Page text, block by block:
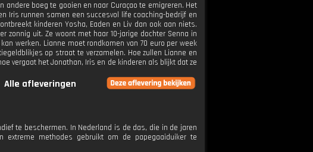
boeg te gooien en naar Curaçao te emigreren. Het
Iris runnen samen een succesvol life coaching-bedrijf en
kinderen Yosha, Eaden en Liv dan ook aan niets.
zonnig uit. Ze woont met haar 10-jarige dochter Senna in
werken. Lianne moet rondkomen van 70 euro per week
op straat te verzamelen. Hoe zullen Lianne en
vergaat het Jonathan, Iris en de kinderen als blijkt dat ze
Alle afleveringen
te beschermen. In Nederland is de das, die in de jaren
extreme methodes gebruikt om de papegaaiduiker te